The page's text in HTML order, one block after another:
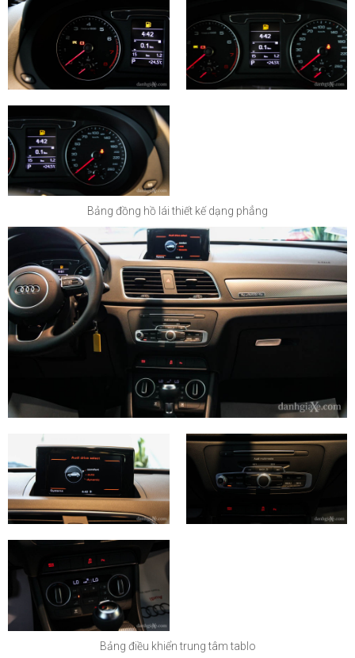
Bảng đồng hồ lái thiết kế dạng phẳng
Bảng điều khiển trung tâm tablo